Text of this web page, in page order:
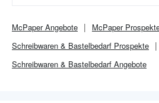
McPaperAngebote McPaper
Schreibwaren & Bastelbedarf Prospekte
Schreibwaren & Bastelbedarf Angebote